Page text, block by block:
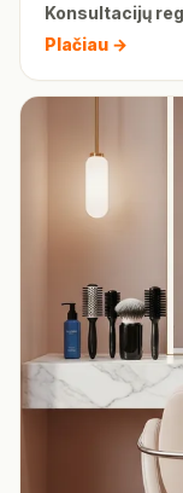
Konsultacijų
Plačiau →